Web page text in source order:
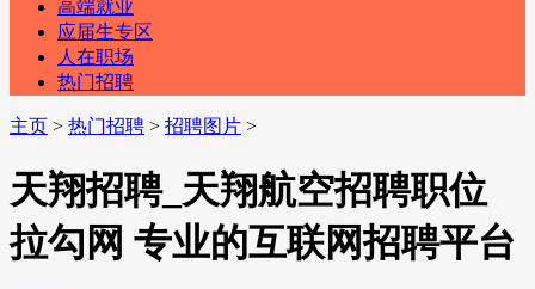
高端就业
应届生专区
人在职场
热门招聘
主页 > 热门招聘 > 招聘图片 >
天翔招聘_天翔航空招聘职位
拉勾网 专业的互联网招聘平台